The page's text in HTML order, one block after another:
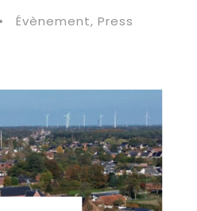
• Évènement, Press